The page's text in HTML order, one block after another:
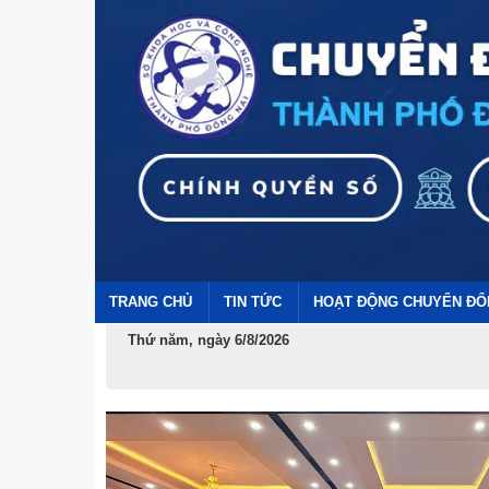
TRANG CHỦ TIN TỨC HOẠT ĐỘNG CHUYỂN
Thứ năm, ngày 6/8/2026